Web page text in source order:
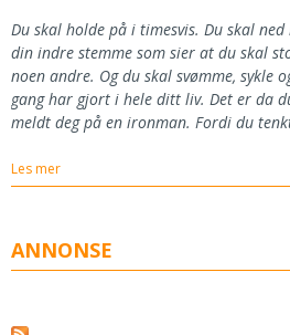
Du skal holde på i timesvis. Du skal
din indre stemme som sier at du skal
noen andre. Og du skal svømme, sykle
gang har gjort i hele ditt liv. Det er da
meldt deg på en ironman. Fordi du
Les mer
ANNONSE